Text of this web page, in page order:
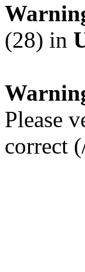
(28) in
Please
correct